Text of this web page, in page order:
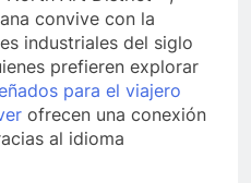
convive con la
industriales del siglo
prefieren explorar
para el viajero
ofrecen una conexión
al idioma